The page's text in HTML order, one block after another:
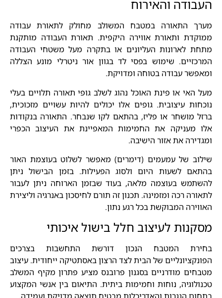
העבודה והאירוח
מערך התאורה במטבח המשולב מחולק לתאורת עבודה
ממוקדת ותאורת אווירה היקפית. תאורת העבודה מותקנת
מתחת לארונות העליונים או בתקרה מעל משטחי העבודה
המרכזיים. שימוש בפסי לד בגוון אור ניטרלי מונע הצללה
ומאפשר עבודה בטוחה ומדויקת.
מעל האי או פינת האוכל נהוג לשלב גופי תאורה תלויים בעלי
נוכחות עיצובית. גופים אלו יכולים להיות עשויים מזכוכית,
ברזל מושחר או פליז, בהתאם לקו שנבחר. התאורה בנקודות
אלו מעניקה את החמימות המאפיינת את העיצוב הכפרי
ומגדירה את אזור הישיבה.
שילוב של עמעמים (דימרים) מאפשר לשלוט בעוצמת האור
בהתאם לשעות היום ולסוג הפעילות. בזמן הבישול ניתן
להשתמש בעוצמה מלאה, בעוד שבזמן הארוחה ניתן לעבור
לתאורה רכה ומזמינה. תכנון זה תורם לחיסכון באנרגיה וליצירת
האווירה המבוקשת בכל רגע נתון.
מסקנות לעיצוב חלל בישול איכותי
בחירת המטבח הנכון דורשת התחשבות בצרכים
הפונקציונליים של הבית לצד הרצון באסתטיקה ייחודית. עיצוב
מטבחים מודרניים בסגנון פרובנס מציע פתרון מקיף המשלב
טכנולוגיה, נוחות וחמימות ביתית. התיאום בין אנשי המקצוע
בתחום הנגרות והאדריכלות מבטיח תוצאה מדויקת ועמידה.